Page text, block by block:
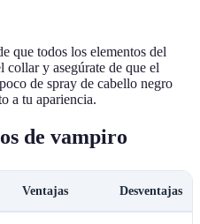
que todos los elementos del
y asegúrate de que el
de spray de cabello negro
a tu apariencia.
de vampiro
Ventajas Desventajas